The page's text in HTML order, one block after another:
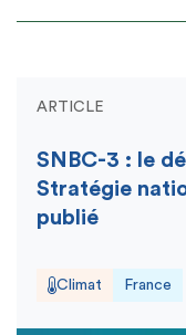
ARTICLE
SNBC-3 : le
Stratégie
publié
Climat France